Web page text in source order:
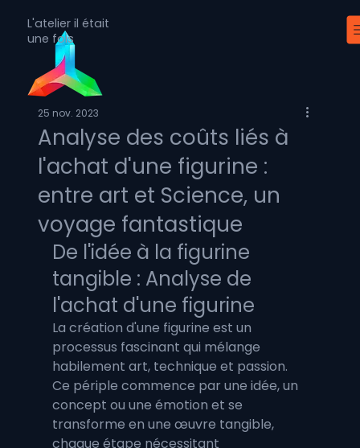
L'atelier il était
une fois
Analyse des coûts liés à
l'achat d'une figurine :
entre art et Science, un
voyage fantastique
25 nov. 2023
De l'idée à la figurine
tangible : Analyse de
l'achat d'une figurine
La création d'une figurine est un
processus fascinant qui mélange
habilement art, technique et passion.
Ce périple commence par une idée, un
concept ou une émotion et se
transforme en une œuvre tangible,
chaque étape nécessitant